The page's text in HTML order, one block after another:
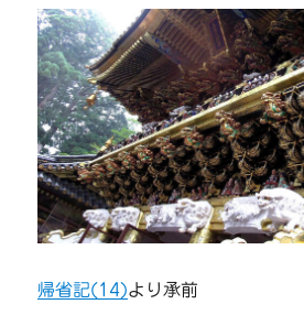
帰省記(14)より承前